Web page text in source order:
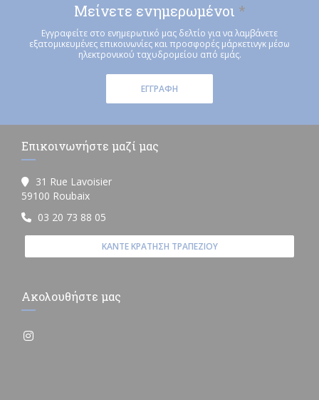
Μείνετε ενημερωμένοι *
Εγγραφείτε στο ενημερωτικό μας δελτίο για να λαμβάνετε
εξατομικευμένες επικοινωνίες και προσφορές μάρκετινγκ μέσω
ηλεκτρονικού ταχυδρομείου από εμάς.
ΕΓΓΡΑΦΉ
Επικοινωνήστε μαζί μας
31 Rue Lavoisier
59100 Roubaix((ανοίγει σε νέο παράθυρο))
03 20 73 88 05
ΚΆΝΤΕ ΚΡΆΤΗΣΗ ΤΡΑΠΕΖΙΟΎ
Ακολουθήστε μας
Instagram ((ανοίγει σε νέο παράθυρο))